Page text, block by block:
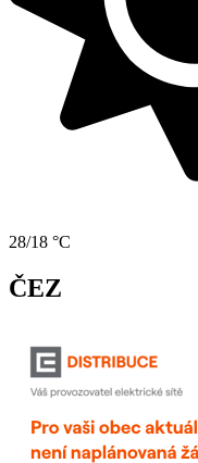
28/18 °C
ČEZ